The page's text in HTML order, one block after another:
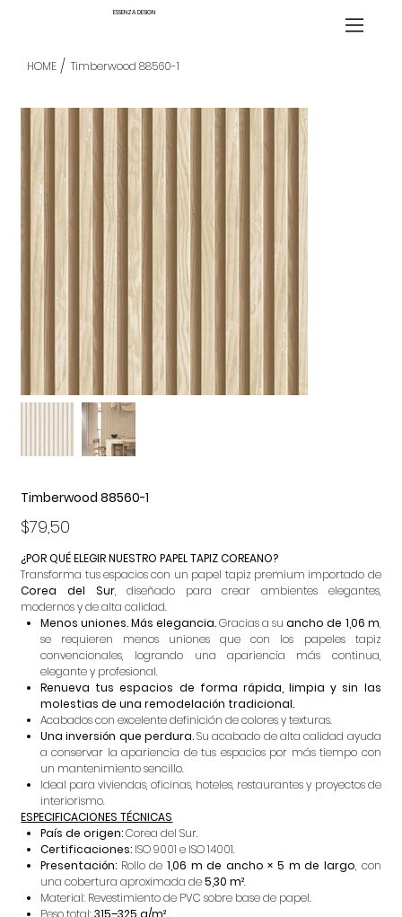
ESSENZA DESIGN
HOME / Timberwood 88560-1
Timberwood 88560-1
Precio
$79,50
¿POR QUÉ ELEGIR NUESTRO PAPEL TAPIZ COREANO?
Transforma tus espacios con un papel tapiz premium importado de
Corea del Sur, diseñado para crear ambientes elegantes,
modernos y de alta calidad.
Menos uniones. Más elegancia.Gracias a suancho de 1,06 m,
se requieren menos uniones que con los papeles tapiz
convencionales, logrando una apariencia más continua,
elegante y profesional.
Renueva tus espacios de forma rápida, limpia y sin las
molestias de una remodelación tradicional.
Acabados con excelente definición de colores y texturas.
Una inversión que perdura.Su acabado de alta calidad ayuda
a conservar la apariencia de tus espacios por más tiempo con
un mantenimiento sencillo.
Ideal para viviendas, oficinas, hoteles, restaurantes y proyectos de
interiorismo.
ESPECIFICACIONES TÉCNICAS
País de origen:Corea del Sur.
Certificaciones: ISO 9001 e ISO 14001.
Presentación: Rollo de 1,06 m de ancho × 5 m de largo, con
una cobertura aproximada de5,30 m².
Material: Revestimiento de PVC sobre base de papel.